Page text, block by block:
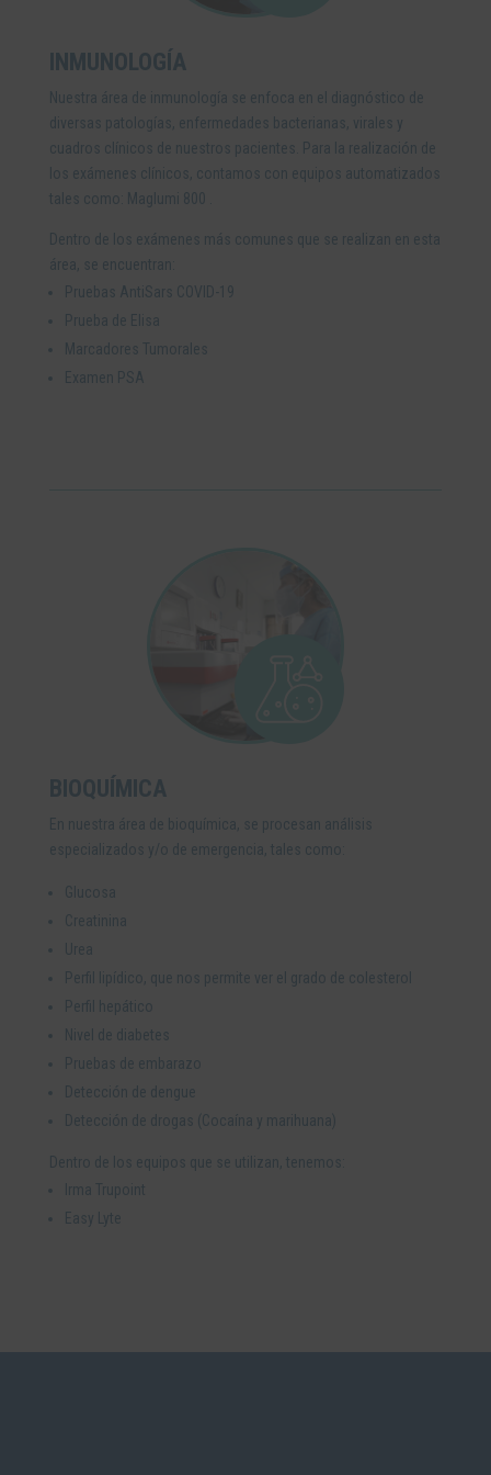
INMUNOLOGÍA
Nuestra área de inmunología se enfoca en el diagnóstico de
diversas patologías, enfermedades bacterianas, virales y
cuadros clínicos de nuestros pacientes. Para la realización de
los exámenes clínicos, contamos con equipos automatizados
tales como: Maglumi 800 .
Dentro de los exámenes más comunes que se realizan en esta
área, se encuentran:
Pruebas AntiSars COVID-19
Prueba de Elisa
Marcadores Tumorales
Examen PSA
BIOQUÍMICA
En nuestra área de bioquímica, se procesan análisis
especializados y/o de emergencia, tales como:
Glucosa
Creatinina
Urea
Perfil lipídico, que nos permite ver el grado de colesterol
Perfil hepático
Nivel de diabetes
Pruebas de embarazo
Detección de dengue
Detección de drogas (Cocaína y marihuana)
Dentro de los equipos que se utilizan, tenemos:
Irma Trupoint
Easy Lyte